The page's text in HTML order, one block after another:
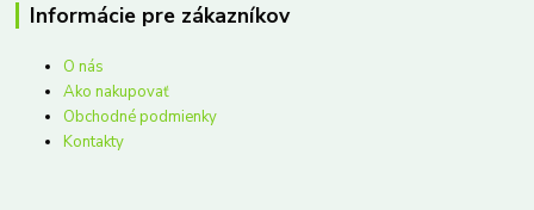
Informácie pre zákazníkov
O nás
Ako nakupovať
Obchodné podmienky
Kontakty